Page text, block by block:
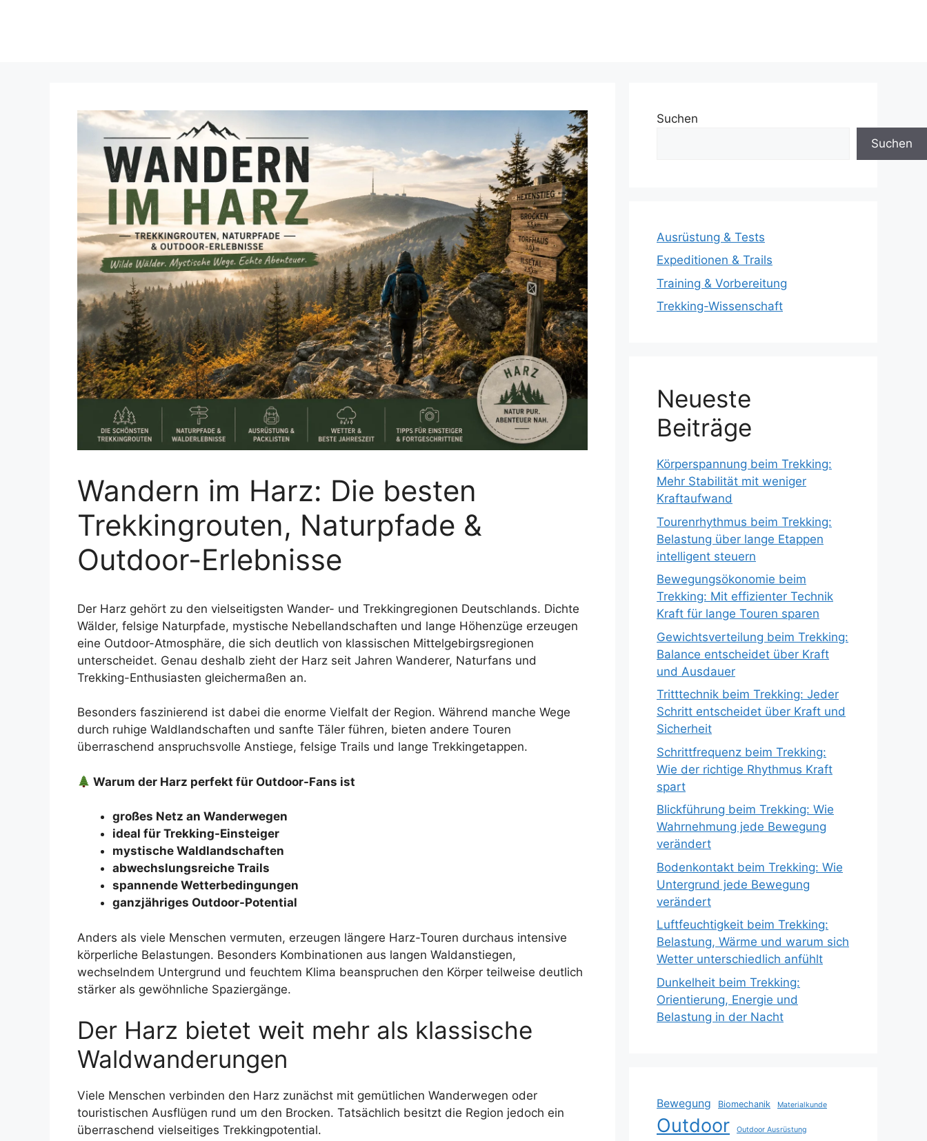
Wandern im Harz: Die besten
Trekkingrouten, Naturpfade &
Outdoor-Erlebnisse
Der Harz gehört zu den vielseitigsten Wander- und Trekkingregionen Deutschlands. Dichte
Wälder, felsige Naturpfade, mystische Nebellandschaften und lange Höhenzüge erzeugen
eine Outdoor-Atmosphäre, die sich deutlich von klassischen Mittelgebirgsregionen
unterscheidet. Genau deshalb zieht der Harz seit Jahren Wanderer, Naturfans und
Trekking-Enthusiasten gleichermaßen an.
Besonders faszinierend ist dabei die enorme Vielfalt der Region. Während manche Wege
durch ruhige Waldlandschaften und sanfte Täler führen, bieten andere Touren
überraschend anspruchsvolle Anstiege, felsige Trails und lange Trekkingetappen.
Warum der Harz perfekt für Outdoor-Fans ist
großes Netz an Wanderwegen
ideal für Trekking-Einsteiger
mystische Waldlandschaften
abwechslungsreiche Trails
spannende Wetterbedingungen
ganzjähriges Outdoor-Potential
Anders als viele Menschen vermuten, erzeugen längere Harz-Touren durchaus intensive
körperliche Belastungen. Besonders Kombinationen aus langen Waldanstiegen,
wechselndem Untergrund und feuchtem Klima beanspruchen den Körper teilweise deutlich
stärker als gewöhnliche Spaziergänge.
Der Harz bietet weit mehr als klassische
Waldwanderungen
Viele Menschen verbinden den Harz zunächst mit gemütlichen Wanderwegen oder
touristischen Ausflügen rund um den Brocken. Tatsächlich besitzt die Region jedoch ein
überraschend vielseitiges Trekkingpotential.
Suchen
Suchen
Ausrüstung & Tests
Expeditionen & Trails
Training & Vorbereitung
Trekking-Wissenschaft
Neueste
Beiträge
Körperspannung beim Trekking:
Mehr Stabilität mit weniger
Kraftaufwand
Tourenrhythmus beim Trekking:
Belastung über lange Etappen
intelligent steuern
Bewegungsökonomie beim
Trekking: Mit effizienter Technik
Kraft für lange Touren sparen
Gewichtsverteilung beim Trekking:
Balance entscheidet über Kraft
und Ausdauer
Tritttechnik beim Trekking: Jeder
Schritt entscheidet über Kraft und
Sicherheit
Schrittfrequenz beim Trekking:
Wie der richtige Rhythmus Kraft
spart
Blickführung beim Trekking: Wie
Wahrnehmung jede Bewegung
verändert
Bodenkontakt beim Trekking: Wie
Untergrund jede Bewegung
verändert
Luftfeuchtigkeit beim Trekking:
Belastung, Wärme und warum sich
Wetter unterschiedlich anfühlt
Dunkelheit beim Trekking:
Orientierung, Energie und
Belastung in der Nacht
Bewegung Biomechanik Materialkunde
Outdoor Outdoor Ausrüstung